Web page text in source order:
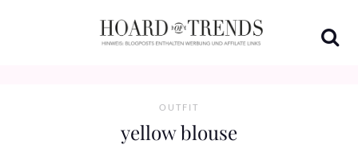
OUTFIT
yellow blouse